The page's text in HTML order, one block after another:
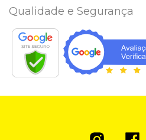
Qualidade e Segurança